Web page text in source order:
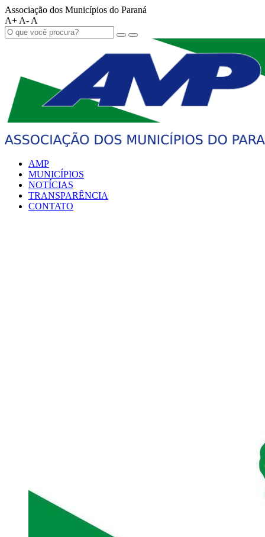
Associação dos Municípios do Paraná
A+ A- A
AMP
MUNICÍPIOS
NOTÍCIAS
TRANSPARÊNCIA
CONTATO